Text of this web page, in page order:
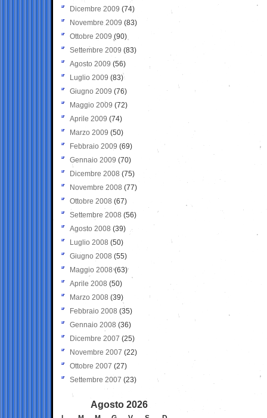
Dicembre 2009 (74)
Novembre 2009 (83)
Ottobre 2009 (90)
Settembre 2009 (83)
Agosto 2009 (56)
Luglio 2009 (83)
Giugno 2009 (76)
Maggio 2009 (72)
Aprile 2009 (74)
Marzo 2009 (50)
Febbraio 2009 (69)
Gennaio 2009 (70)
Dicembre 2008 (75)
Novembre 2008 (77)
Ottobre 2008 (67)
Settembre 2008 (56)
Agosto 2008 (39)
Luglio 2008 (50)
Giugno 2008 (55)
Maggio 2008(63)
Aprile 2008 (50)
Marzo 2008 (39)
Febbraio 2008 (35)
Gennaio 2008 (36)
Dicembre 2007 (25)
Novembre 2007 (22)
Ottobre 2007 (27)
Settembre 2007 (23)
Agosto 2026